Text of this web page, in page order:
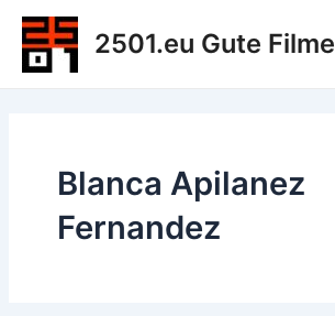
Zum
Inhalt
springen
2501.eu Gute Filme
Blanca Apilanez
Fernandez